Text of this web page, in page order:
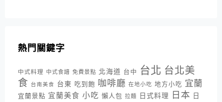
熱門關鍵字
中式料理 中式食譜 免費景點 北海道 台中 台北 台北美
食 台南美食 台東 吃到飽 咖啡廳 在地小吃 地方小吃 宜蘭
宜蘭景點 宜蘭美食 小吃 懶人包 拉麵 日式料理 日本 日